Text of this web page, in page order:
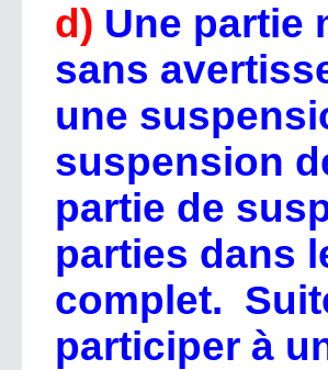
d) Une partie
sans
une
suspension
partie de
parties dans
complet.
participer à